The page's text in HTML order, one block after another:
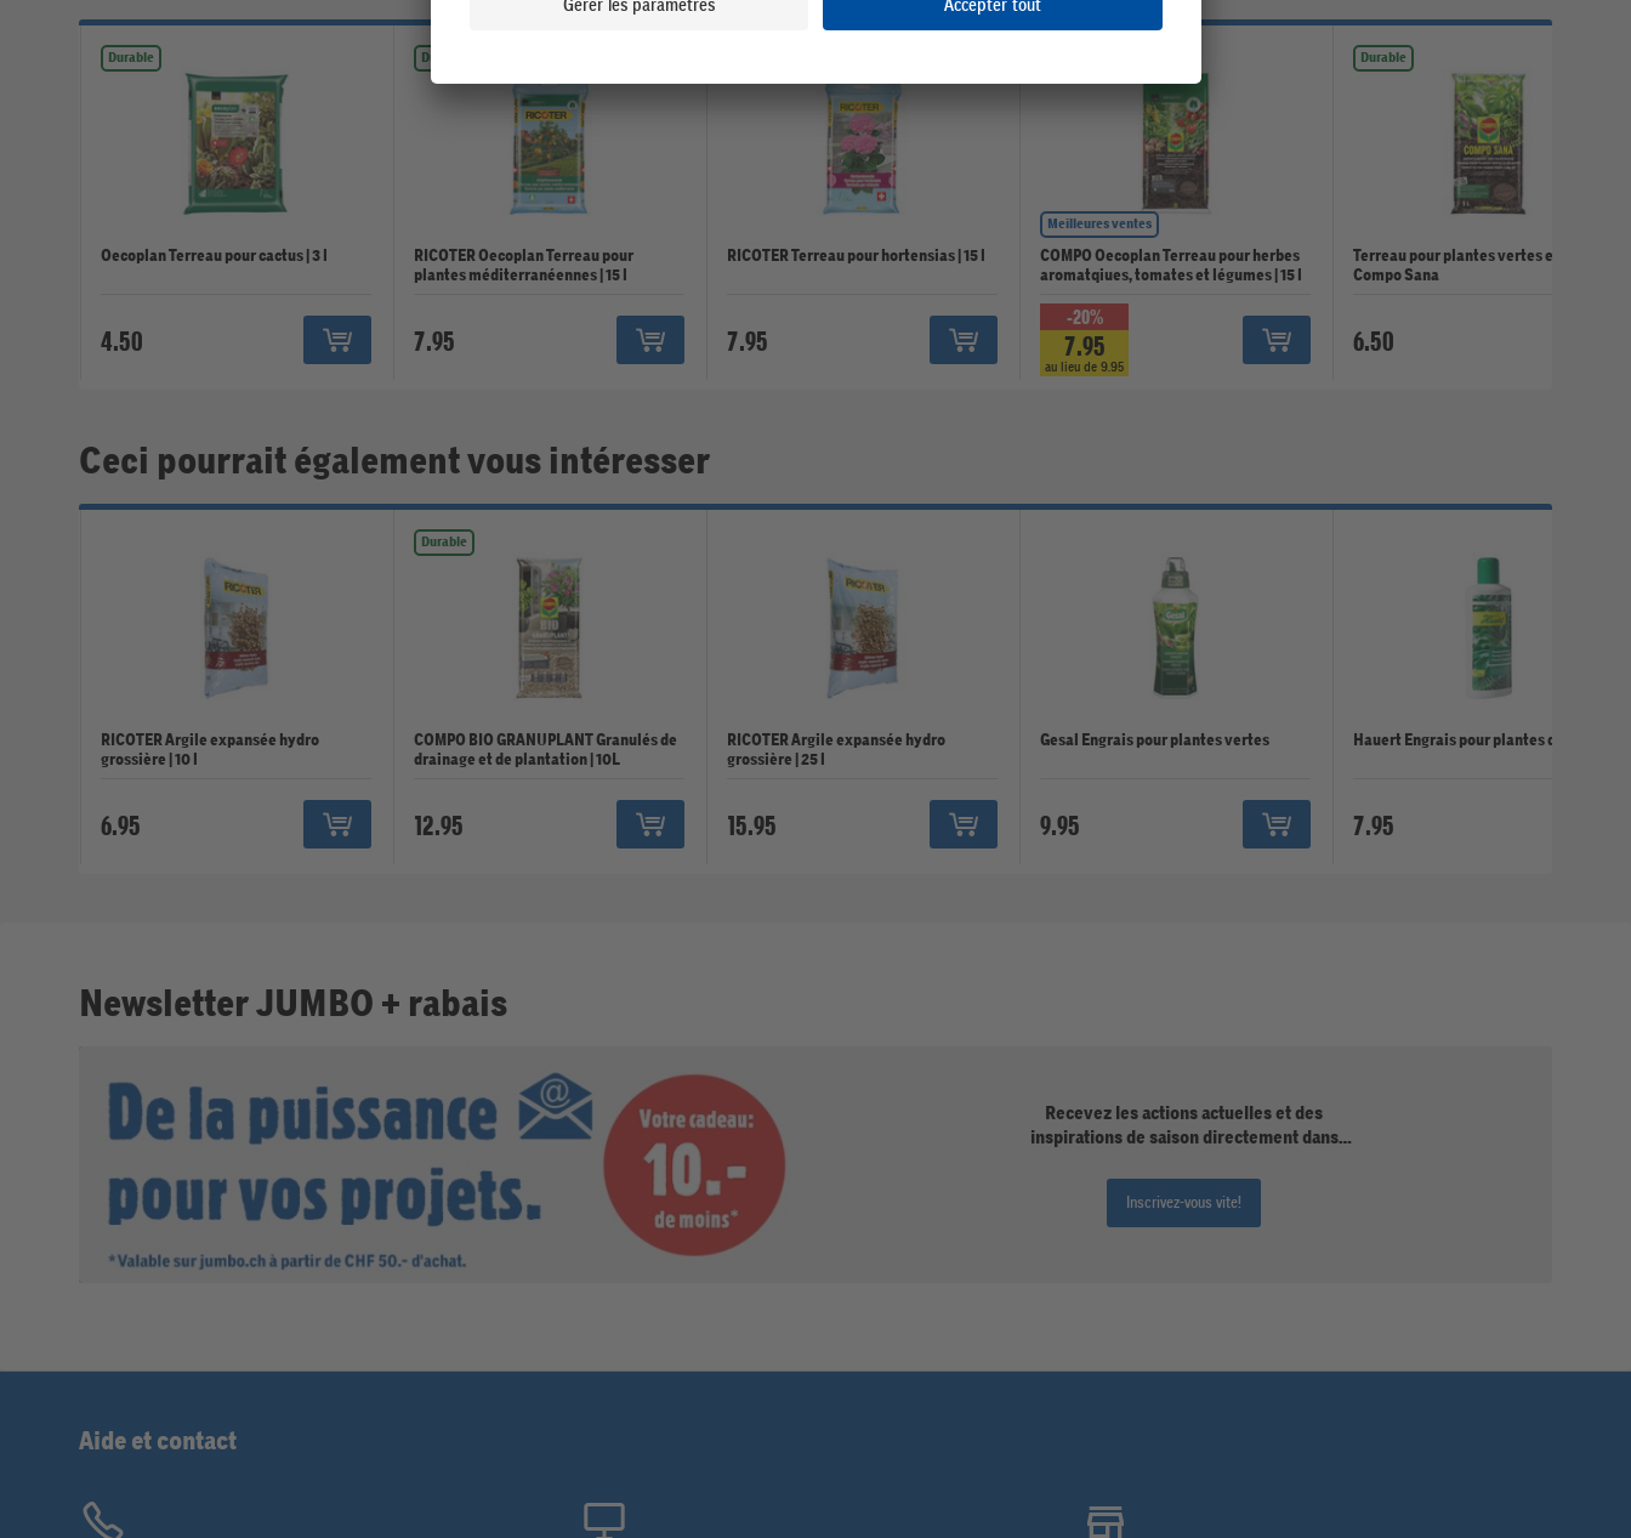
Durable
Oecoplan Terreau pour cactus | 3 l
4.50
Durable
RICOTER Oecoplan Terreau pour
plantes méditerranéennes | 15 l
7.95
RICOTER Terreau pour hortensias | 15 l
7.95
Meilleures ventes
COMPO Oecoplan Terreau pour herbes
aromatqiues, tomates et légumes | 15 l
-20%
7.95
au lieu de 9.95
Durable
Terreau pour plantes vertes et palmiers
Compo Sana
6.50
Ceci pourrait également vous intéresser
RICOTER Argile expansée hydro
grossière | 10 l
6.95
Durable
COMPO BIO GRANUPLANT Granulés de
drainage et de plantation | 10L
12.95
RICOTER Argile expansée hydro
grossière | 25 l
15.95
Gesal Engrais pour plantes vertes
9.95
Hauert Engrais pour plantes d'intérieur
7.95
Newsletter JUMBO + rabais
Recevez les actions actuelles et des
inspirations de saison directement dans
Inscrivez-vous vite!
Aide et contact